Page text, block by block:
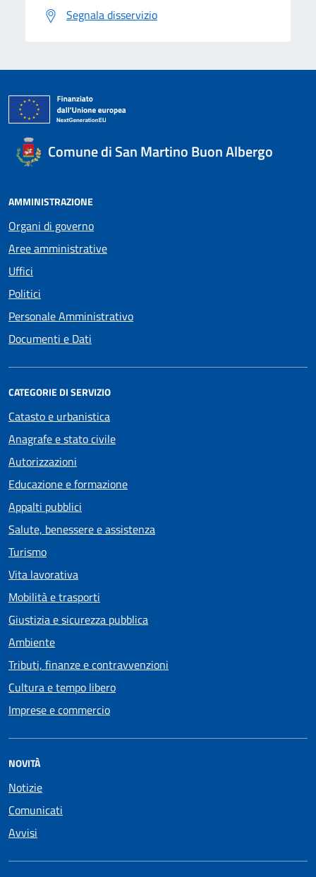
Segnala disservizio
Comune di San Martino Buon Albergo
AMMINISTRAZIONE
Organi di governo
Aree amministrative
Uffici
Politici
Personale Amministrativo
Documenti e Dati
CATEGORIE DI SERVIZIO
Catasto e urbanistica
Anagrafe e stato civile
Autorizzazioni
Educazione e formazione
Appalti pubblici
Salute, benessere e assistenza
Turismo
Vita lavorativa
Mobilità e trasporti
Giustizia e sicurezza pubblica
Ambiente
Tributi, finanze e contravvenzioni
Cultura e tempo libero
Imprese e commercio
NOVITÀ
Notizie
Comunicati
Avvisi